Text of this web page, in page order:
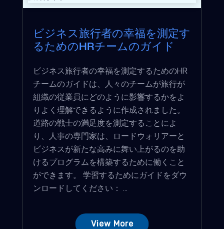
ビジネス旅行者の幸福を測定す
るためのHRチームのガイド
ビジネス旅行者の幸福を測定するためのHR
チームのガイドは、人々のチームが旅行が
組織の従業員にどのように影響するかをよ
りよく理解できるように作成されました。
道路の戦士の満足度を測定することによ
り、人事の専門家は、ロードウォリアーと
ビジネスが新たな高みに舞い上がるのを助
けるプログラムを構築するために働くこと
ができます。 学習するためにガイドをダウ
ンロードしてください： ...
View More